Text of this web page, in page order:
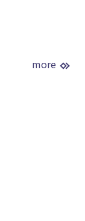
more